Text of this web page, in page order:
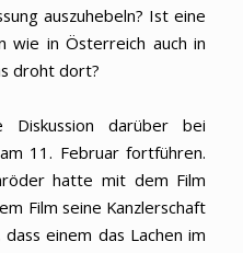
auszuhebeln? Ist eine
wie in Österreich auch in
droht dort?
darüber bei
11. Februar fortführen.
hatte mit dem Film
Film seine Kanzlerschaft
einem das Lachen im